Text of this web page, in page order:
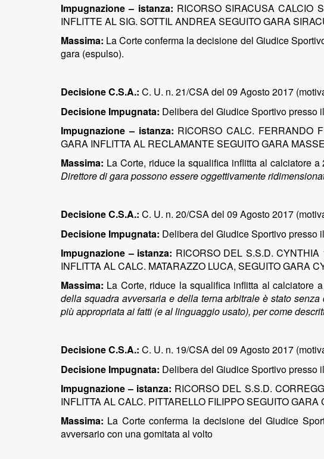
Impugnazione – istanza: RICORSO SIRACUSA CALCIO
INFLITTE AL SIG. SOTTIL ANDREA SEGUITO GARA
Massima: La Corte conferma la decisione del Giudice
gara (espulso).
Decisione C.S.A.: C. U. n. 21/CSA del 09 Agosto 2017
Decisione Impugnata: Delibera del Giudice Sportivo presso
Impugnazione – istanza: RICORSO CALC. FERRANDO
GARA INFLITTA AL RECLAMANTE SEGUITO GARA
Massima: La Corte, riduce la squalifica inflitta al calciatore
Direttore di gara possono essere oggettivamente
Decisione C.S.A.: C. U. n. 20/CSA del 09 Agosto 2017
Decisione Impugnata: Delibera del Giudice Sportivo presso
Impugnazione – istanza: RICORSO DEL S.S.D.
INFLITTA AL CALC. MATARAZZO LUCA, SEGUITO GARA
Massima: La Corte, riduce la squalifica inflitta al calciatore
della squadra avversaria e della terna arbitrale è stato
più appropriata ai fatti (e al linguaggio usato), per come
Decisione C.S.A.: C. U. n. 19/CSA del 09 Agosto 2017
Decisione Impugnata: Delibera del Giudice Sportivo presso
Impugnazione – istanza: RICORSO DEL S.S.D.
INFLITTA AL CALC. PITTARELLO FILIPPO SEGUITO
Massima: La Corte conferma la decisione del Giudice
avversario con una gomitata al volto